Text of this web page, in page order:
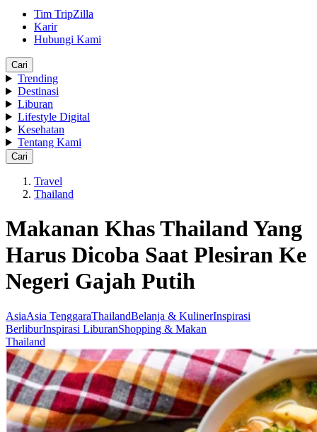
Tim TripZilla
Karir
Hubungi Kami
Cari
Trending
Destinasi
Liburan
Lifestyle Digital
Kesehatan
Tentang Kami
Cari
Travel
Thailand
Makanan Khas Thailand Yang
Harus Dicoba Saat Plesiran Ke
Negeri Gajah Putih
AsiaAsia TenggaraThailandBelanja & KulinerInspirasi
BerliburInspirasi LiburanShopping & Makan
Thailand